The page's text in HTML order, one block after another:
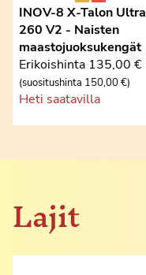
INOV-8 X-Talon Ultra
260 V2 - Naisten
maastojuoksukengät
Erikoishinta 135,00 €
(suositushinta 150,00 €)
Heti saatavilla
Lajit